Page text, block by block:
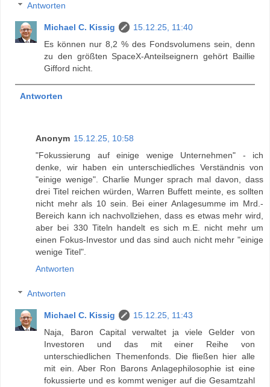
Antworten
Michael C. Kissig
15.12.25, 11:40
Es können nur 8,2 % des Fondsvolumens sein, denn
zu den größten SpaceX-Anteilseignern gehört Baillie
Gifford nicht.
Antworten
Anonym 15.12.25, 10:58
"Fokussierung auf einige wenige Unternehmen" - ich
denke, wir haben ein unterschiedliches Verständnis von
"einige wenige". Charlie Munger sprach mal davon, dass
drei Titel reichen würden, Warren Buffett meinte, es sollten
nicht mehr als 10 sein. Bei einer Anlagesumme im Mrd.-
Bereich kann ich nachvollziehen, dass es etwas mehr wird,
aber bei 330 Titeln handelt es sich m.E. nicht mehr um
einen Fokus-Investor und das sind auch nicht mehr "einige
wenige Titel".
Antworten
Antworten
Michael C. Kissig
15.12.25, 11:43
Naja, Baron Capital verwaltet ja viele Gelder von
Investoren und das mit einer Reihe von
unterschiedlichen Themenfonds. Die fließen hier alle
mit ein. Aber Ron Barons Anlagephilosophie ist eine
fokussierte und es kommt weniger auf die Gesamtzahl